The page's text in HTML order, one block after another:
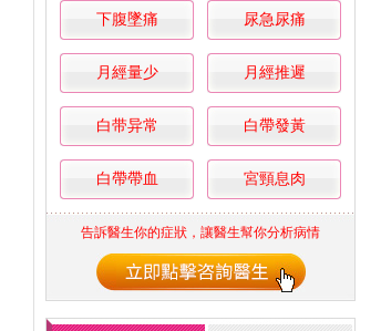
下腹墜痛 尿急尿痛
月經量少 月經推遲
白带异常 白帶發黃
白帶帶血 宮頸息肉
告訴醫生你的症狀，讓醫生幫你分析病情